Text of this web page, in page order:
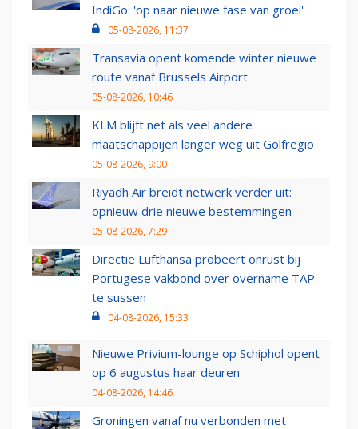
IndiGo: 'op naar nieuwe fase van groei'
05-08-2026, 11:37
Transavia opent komende winter nieuwe
route vanaf Brussels Airport
05-08-2026, 10:46
KLM blijft net als veel andere
maatschappijen langer weg uit Golfregio
05-08-2026, 9:00
Riyadh Air breidt netwerk verder uit:
opnieuw drie nieuwe bestemmingen
05-08-2026, 7:29
Directie Lufthansa probeert onrust bij
Portugese vakbond over overname TAP
te sussen
04-08-2026, 15:33
Nieuwe Privium-lounge op Schiphol opent
op 6 augustus haar deuren
04-08-2026, 14:46
Groningen vanaf nu verbonden met